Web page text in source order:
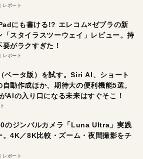
レポート
にも書ける!? エレコム×ゼブラの新
「スタイラスツーウェイ」レビュー。持
要がラクすぎた！
レポート
ベータ版）を試す。Siri AI、ショート
自動作成ほか、期待大の便利機能5選。
AIの入り口になる未来はすぐそこ！
のジンバルカメラ「Luna Ultra」実践
。4K／8K比較・ズーム・夜間撮影をチ
レポート